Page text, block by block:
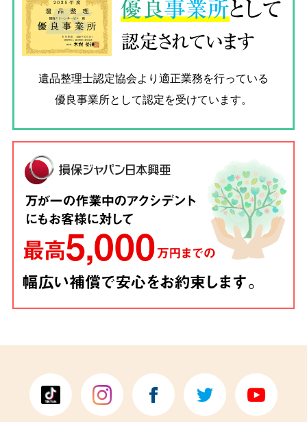
優良事業所として
認定されています
遺品整理士認定協会より適正業務を行っている
優良事業所として認定を受けています。